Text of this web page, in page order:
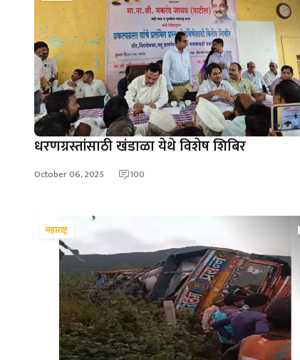
धरणग्रस्तांसाठी खंडाळा येथे विशेष शिबिर
October 06, 2025 100
महाराष्ट्र